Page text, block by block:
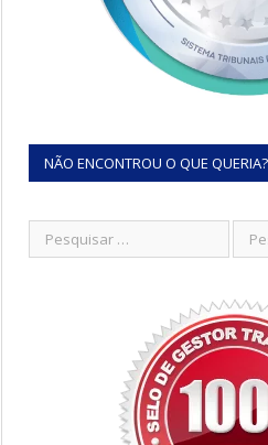
NÃO ENCONTROU O QUE QUERIA?